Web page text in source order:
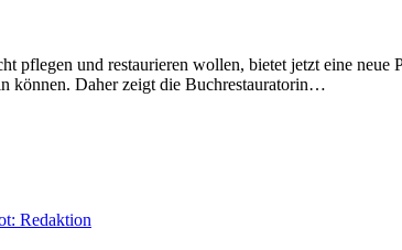
pflegen und restaurieren wollen, bietet jetzt eine
können. Daher zeigt die Buchrestauratorin…